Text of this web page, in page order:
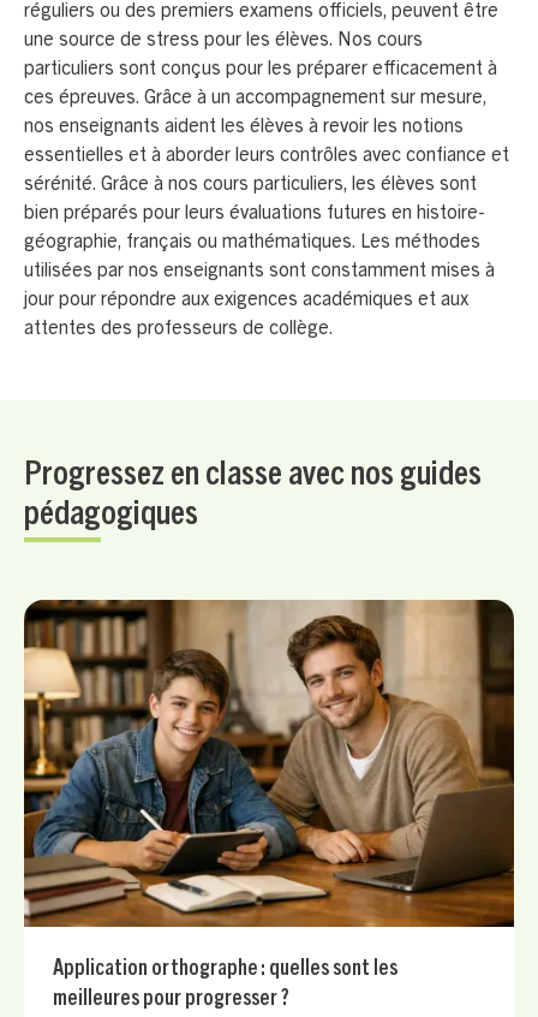
réguliers ou des premiers examens officiels, peuvent être
une source de stress pour les élèves. Nos cours
particuliers sont conçus pour les préparer efficacement à
ces épreuves. Grâce à un accompagnement sur mesure,
nos enseignants aident les élèves à revoir les notions
essentielles et à aborder leurs contrôles avec confiance et
sérénité. Grâce à nos cours particuliers, les élèves sont
bien préparés pour leurs évaluations futures en histoire-
géographie, français ou mathématiques. Les méthodes
utilisées par nos enseignants sont constamment mises à
jour pour répondre aux exigences académiques et aux
attentes des professeurs de collège.
Progressez en classe avec nos guides
pédagogiques
Application orthographe : quelles sont les
meilleures pour progresser ?